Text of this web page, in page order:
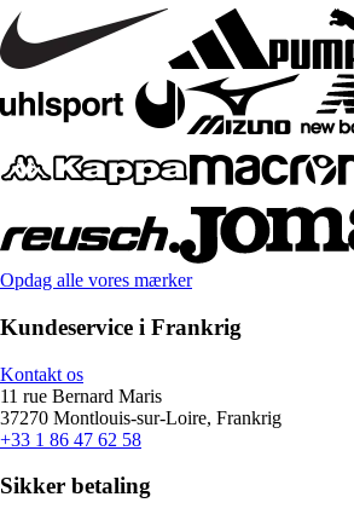
Opdag alle vores mærker
Kundeservice i Frankrig
Kontakt os
11 rue Bernard Maris
37270 Montlouis-sur-Loire, Frankrig
+33 1 86 47 62 58
Sikker betaling